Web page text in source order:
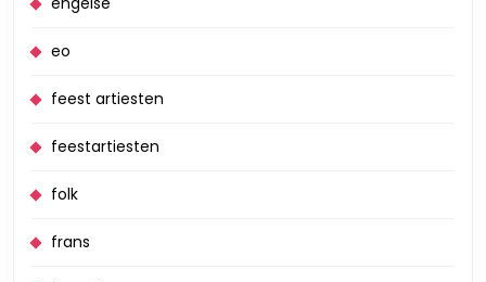
eo
feest artiesten
feestartiesten
folk
frans